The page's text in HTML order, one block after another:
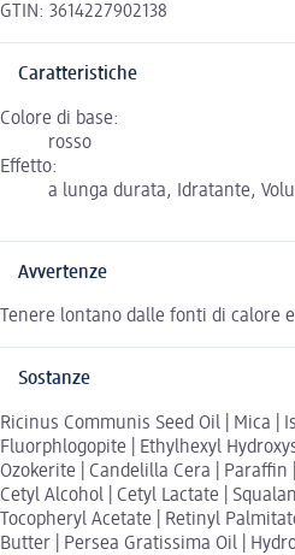
GTIN: 3614227902138
Caratteristiche
Colore di base:
rosso
Effetto:
a lunga durata, Idratante,
Avvertenze
Tenere lontano dalle fonti di calore
Sostanze
Ricinus Communis Seed Oil | Mica |
Fluorphlogopite | Ethylhexyl
Ozokerite | Candelilla Cera | Paraffin
Cetyl Alcohol | Cetyl Lactate |
Tocopheryl Acetate | Retinyl
Butter | Persea Gratissima Oil |